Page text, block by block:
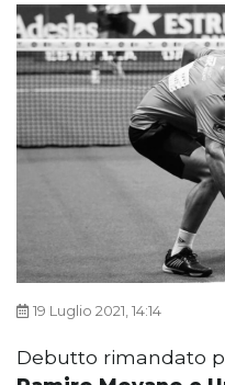
19 Luglio 2021, 14:14
Debutto rimandato